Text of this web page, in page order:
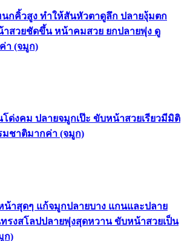
นกคิ้วสูง ทำให้สันหัวตาดูลึก ปลายงุ้มตก
าสวยชัดขึ้น หน้าคมสวย ยกปลายพุ่ง ดู
า (จมูก)
ด่งคม ปลายจมูกเป๊ะ ขับหน้าสวยเรียวมีมิติ
มชาติมากค่า (จมูก)
น้าสุดๆ แก้จมูกปลายบาง แกนและปลาย
ทรงสโลปปลายพุ่งสุดหวาน ขับหน้าสวยเป็น
ก)